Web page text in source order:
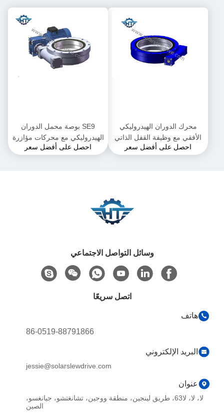
محرك الدوران الهيدروليكي
الأفقي مع وظيفة القفل الذاتي
لرافعة السيارة
احصل على أفضل سعر
SE9 بوصة محمل الدوران
الهيدروليكي مع محركات مؤازرة
للرافعات
احصل على أفضل سعر
وسائل التواصل الاجتماعي
اتصل سريعًا
هاتف
86-0519-88791866
البريد الإلكتروني
jessie@solarslewdrive.com
عنوان
لا، لا، لا63، طريق لينجين، منطقة ووجين، تشانغتشو، جيانغسو،
الصين